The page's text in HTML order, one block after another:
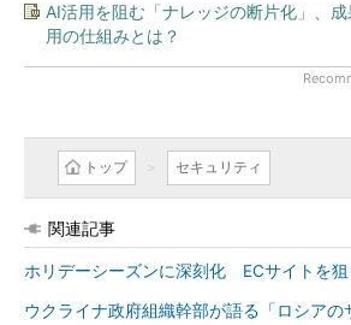
AI活用を阻む「ナレッジの断片化」、
用の仕組みとは？
トップ セキュリティ
関連記事
ホリデーシーズンに深刻化 ECサイトを
ウクライナ政府組織幹部が語る「ロシア